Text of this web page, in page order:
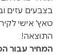
בצבעים עזים
טאץ' אישי
התוצאה!
המחיר עבור